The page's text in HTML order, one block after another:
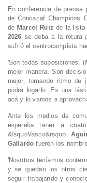
En conferencia de
de Concacaf Champions
de Marcel Ruiz de la lista
2026 se deba a la rotura
sufrió el centrocampista
'Son todas suposiciones. (
mejor manera. Son
mejor, tomando ritmo de
podrá logarlo. Es una
acá y lo vamos a
Ante los medios de
esperaba tener a
&lsquoVasco&rsquo
Gallardo fueron los
'Nosotros teníamos
y se quedan los otros
seguir trabajando y